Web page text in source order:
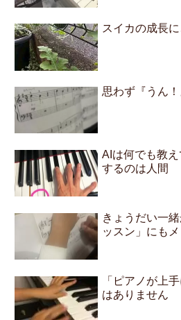
スイカの成長
思わず『うん
AIは何でも教
するのは人間
きょうだい一
ッスン」にも
「ピアノが上
はありません